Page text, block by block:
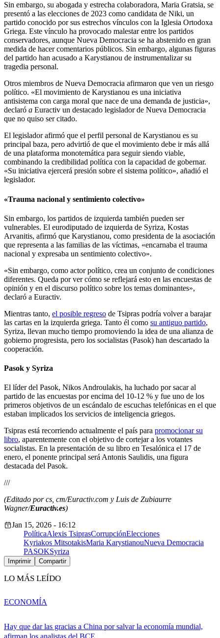
Sin embargo, su abogada y estrecha colaboradora, Maria Gratsia, se
presentó a las elecciones de 2023 como candidata de Niki, un
partido conocido por sus estrechos vínculos con la Iglesia Ortodoxa
Griega. Este vínculo ha provocado malestar entre los partidos
conservadores, aunque Nueva Democracia se ha abstenido en gran
medida de hacer comentarios públicos. Sin embargo, algunas figuras
del partido han acusado a Karystianou de instrumentalizar su
tragedia personal.
Otros miembros de Nueva Democracia afirmaron que ven un riesgo
político. «El movimiento de Karystianou es una iniciativa
antisistema con carga moral que nace de una demanda de justicia»,
declaró a Euractiv un destacado legislador de Nueva Democracia
que no quiso ser citado.
El legislador afirmó que el perfil personal de Karystianou es su
principal baza, pero advirtió de que el movimiento debe ir más allá
de una plataforma monotemática para seguir siendo viable,
combinando la credibilidad política con la capacidad de gobernar.
«Su iniciativa ejercerá presión sobre el sistema político», añadió el
legislador.
«Trauma nacional y sentimiento colectivo»
Sin embargo, los partidos de izquierda también pueden ser
vulnerables. El eurodiputado de izquierda de Syriza, Kostas
Arvanitis, afirmó que Karystianou, como presidenta de la asociación
que representa a las familias de las víctimas, «encarnaba el trauma
nacional y expresaba un sentimiento colectivo».
«Sin embargo, como actor político, crea un conjunto de condiciones
diferentes. Queda por ver cómo se reflejará esto en las encuestas de
opinión y en el discurso político sobre los temas dominantes»,
declaró a Euractiv.
Mientras tanto, el posible regreso de Tsipras podría volver a barajar
las cartas en la izquierda griega. Tanto él como su antiguo partido,
Syriza, llevan mucho tiempo promoviendo la idea de una alianza de
gobierno progresista, pero los socialistas (Pasok) han descartado la
cooperación.
Pasok y Syriza
El líder del Pasok, Nikos Androulakis, ha luchado por sacar al
partido de las encuestas por encima del 10-12 % y fue uno de los
primeros objetivos de un escándalo de escuchas telefónicas en el que
estaban implicados los servicios de inteligencia griegos.
Tsipras está recorriendo actualmente el país para promocionar su
libro, aparentemente con el objetivo de cortejar a los votantes
socialistas. En la presentación de su libro en Tesalónica el 17 de
enero, el ponente principal será Antonis Saulidis, una figura
destacada del Pasok.
///
(Editado por cs, cm/Euractiv.com y Luis de Zubiaurre
Wagner/Euractiv.es)
Jan 15, 2026 - 16:12
PolíticaAlexis TsiprasCorrupciónElecciones
Kyriakos MitsotakisMaria KarystianouNueva Democracia
PASOKSyriza
Imprimir Compartir
LO MÁS LEÍDO
Hay que dar las gracias a China por salvar la economía mundial,
afirman los analistas del BCE
ECONOMÍA